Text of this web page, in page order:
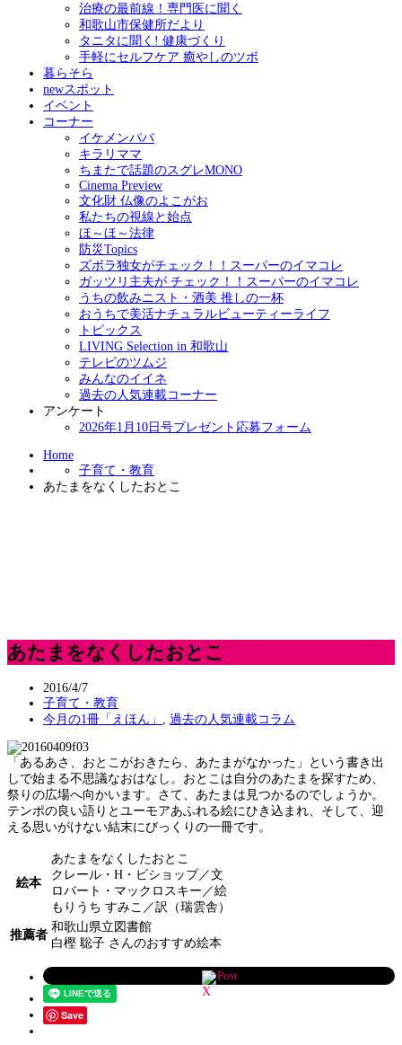
治療の最前線！専門医に聞く
和歌山市保健所だより
タニタに聞く! 健康づくり
手軽にセルフケア 癒やしのツボ
暮らそら
newスポット
イベント
コーナー
イケメンパパ
キラリママ
ちまたで話題のスグレMONO
Cinema Preview
文化財 仏像のよこがお
私たちの視線と始点
ほ～ほ～法律
防災Topics
ズボラ独女がチェック！！スーパーのイマコレ
ガッツリ主夫が チェック！！スーパーのイマコレ
うちの飲みニスト・酒美 推しの一杯
おうちで美活ナチュラルビューティーライフ
トピックス
LIVING Selection in 和歌山
テレビのツムジ
みんなのイイネ
過去の人気連載コーナー
アンケート
2026年1月10日号プレゼント応募フォーム
Home
子育て・教育
あたまをなくしたおとこ
あたまをなくしたおとこ
2016/4/7
子育て・教育
今月の1冊「えほん」
過去の人気連載コラム
「あるあさ、おとこがおきたら、あたまがなかった」という書き出
しで始まる不思議なおはなし。おとこは自分のあたまを探すため、
祭りの広場へ向かいます。さて、あたまは見つかるのでしょうか。
テンポの良い語りとユーモアあふれる絵にひき込まれ、そして、迎
える思いがけない結末にびっくりの一冊です。
絵本
あたまをなくしたおとこ
クレール・H・ビショップ／文
ロバート・マックロスキー／絵
もりうち すみこ／訳（瑞雲舎）
推薦者
和歌山県立図書館
白樫 聡子 さんのおすすめ絵本
Post
Save